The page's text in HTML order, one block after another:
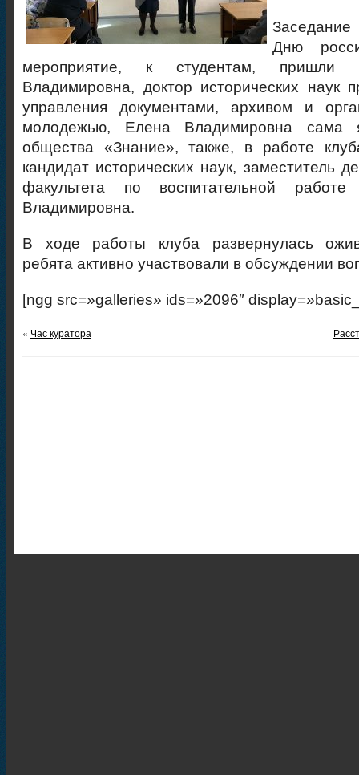
Дню
мероприятие, к студентам, пришли
Владимировна, доктор исторических наук
управления документами, архивом и
молодежью, Елена Владимировна сама
общества «Знание», также, в работе
кандидат исторических наук, заместитель
факультета по воспитательной
Владимировна.
В ходе работы клуба развернулась
ребята активно участвовали в обсуждении
[ngg src=»galleries» ids=»2096″
« Час куратора